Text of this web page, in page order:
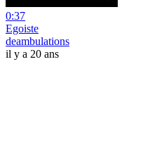
0:37
Egoiste
deambulations
il y a 20 ans